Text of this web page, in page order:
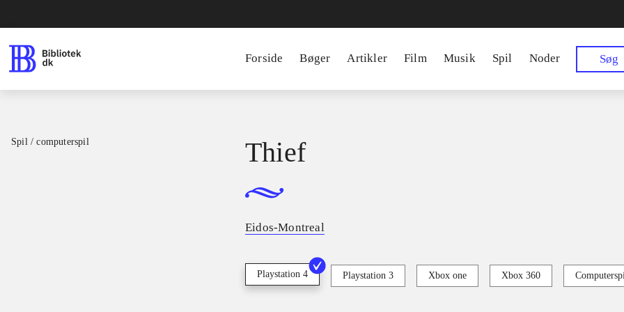
Forside Bøger Artikler Film Musik Spil Noder Søg
Spil / computerspil Thief
Eidos-Montreal
Playstation 4 Playstation 3 Xbox one Xbox 360